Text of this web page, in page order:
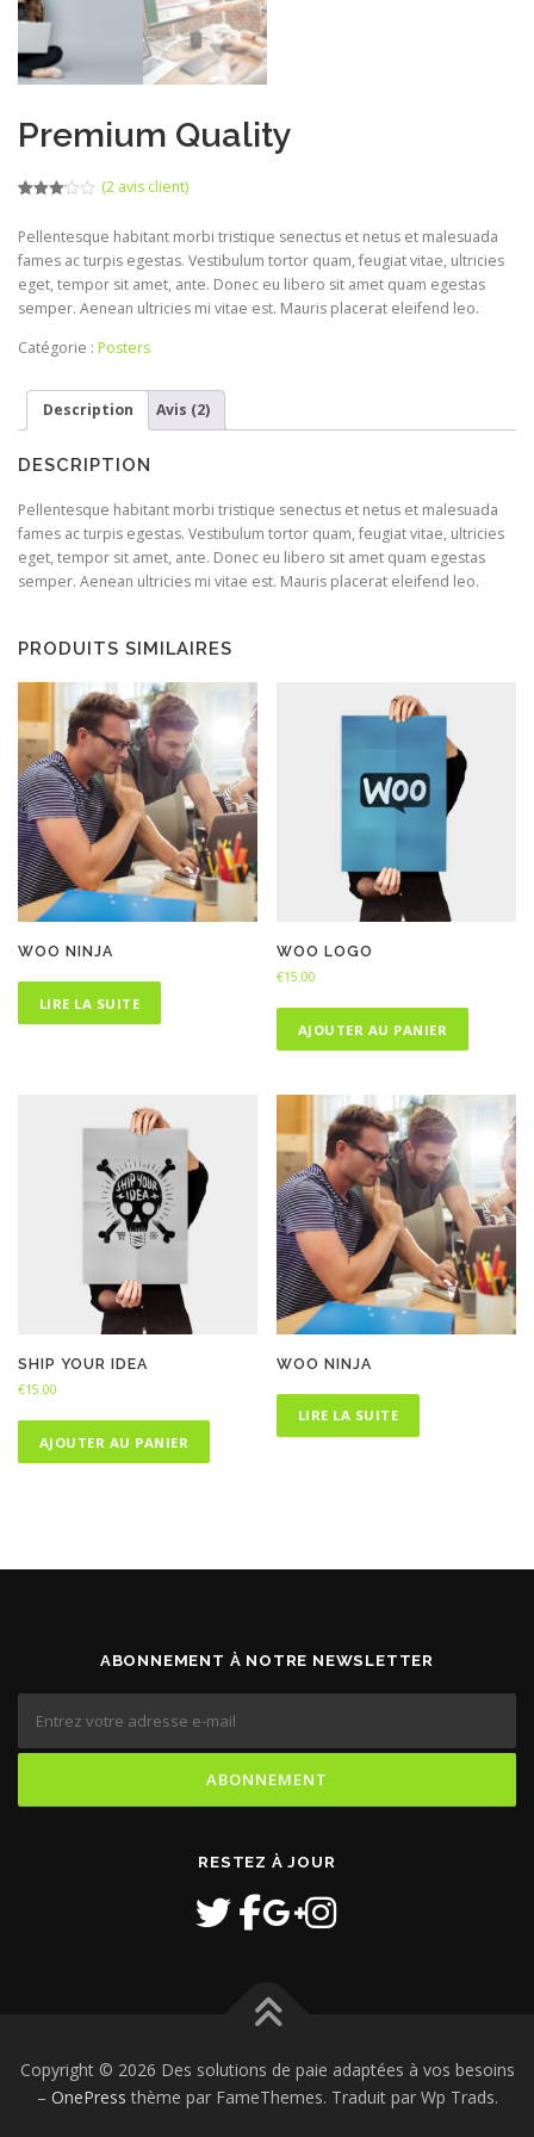
Premium Quality
sur 5
basé
sur
notation
client
(2 avis client)
Pellentesque habitant morbi tristique senectus et netus et malesuada
fames ac turpis egestas. Vestibulum tortor quam, feugiat vitae, ultricies
eget, tempor sit amet, ante. Donec eu libero sit amet quam egestas
semper. Aenean ultricies mi vitae est. Mauris placerat eleifend leo.
Catégorie : Posters
Description Avis (2)
DESCRIPTION
Pellentesque habitant morbi tristique senectus et netus et malesuada
fames ac turpis egestas. Vestibulum tortor quam, feugiat vitae, ultricies
eget, tempor sit amet, ante. Donec eu libero sit amet quam egestas
semper. Aenean ultricies mi vitae est. Mauris placerat eleifend leo.
PRODUITS SIMILAIRES
WOO NINJA
LIRE LA SUITE
WOO LOGO
€15.00
AJOUTER AU PANIER
SHIP YOUR IDEA
€15.00
AJOUTER AU PANIER
WOO NINJA
LIRE LA SUITE
ABONNEMENT À NOTRE NEWSLETTER
RESTEZ À JOUR
Copyright © 2026 Des solutions de paie adaptées à vos besoins
– OnePress thème par FameThemes. Traduit par Wp Trads.